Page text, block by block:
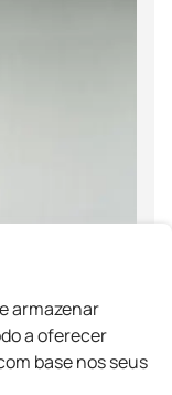
armazenar
a oferecer
base nos seus